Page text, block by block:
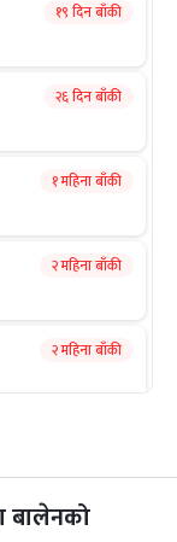
१९ दिन बाँकी
२६ दिन बाँकी
१ महिना बाँकी
२ महिना बाँकी
२ महिना बाँकी
२ महिना बाँकी
बालेनको